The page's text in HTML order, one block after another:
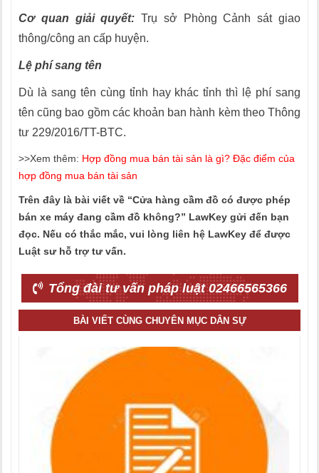
Cơ quan giải quyết:Trụ sở Phòng Cảnh sát giao
thông/công an cấp huyện.
Lệ phí sang tên
Dù là sang tên cùng tỉnh hay khác tỉnh thì lệ phí sang
tên cũng bao gồm các khoản ban hành kèm theo Thông
tư 229/2016/TT-BTC.
>>Xem thêm: Hợp đồng mua bán tài sản là gì? Đặc điểm của
hợp đồng mua bán tài sản
Trên đây là bài viết về “Cửa hàng cầm đồ có được phép
bán xe máy đang cầm đồ không?” LawKey gửi đến bạn
đọc. Nếu có thắc mắc, vui lòng liên hệ LawKey để được
Luật sư hỗ trợ tư vấn.
Tổng đài tư vấn pháp luật 02466565366
BÀI VIẾT CÙNG CHUYÊN MỤC DÂN SỰ